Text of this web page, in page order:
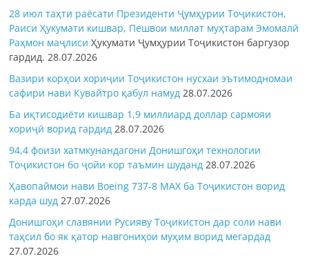
28 июл таҳти раёсати Президенти Ҷумҳурии Тоҷикистон,
Раиси Ҳукумати кишвар, Пешвои миллат муҳтарам Эмомалӣ
Раҳмон маҷлисиҲукумати Ҷумҳурии Тоҷикистон баргузор
гардид.28.07.2026
Вазири корҳои хориҷии Тоҷикистон нусхаи эътимодномаи
сафири нави Кувайтро қабул намуд 28.07.2026
Ба иқтисодиёти кишвар 1,9 миллиард доллар сармояи
хориҷӣ ворид гардид 28.07.2026
94,4 фоизи хатмкунандагони Донишгоҳи технологии
Тоҷикистон бо ҷойи кор таъмин шуданд 28.07.2026
Ҳавопаймои нави Boeing 737-8 MAX ба Тоҷикистон ворид
карда шуд 27.07.2026
Донишгоҳи славянии Русияву Тоҷикистон дар соли нави
таҳсил бо як қатор навгониҳои муҳим ворид мегардад
27.07.2026